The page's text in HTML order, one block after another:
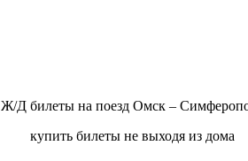
Ж/Д билеты на поезд Омск –
купить билеты не выходя из дома